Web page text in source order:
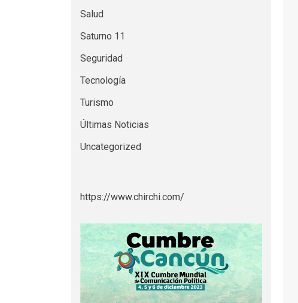
Salud
Saturno 11
Seguridad
Tecnología
Turismo
Últimas Noticias
Uncategorized
https://www.chirchi.com/